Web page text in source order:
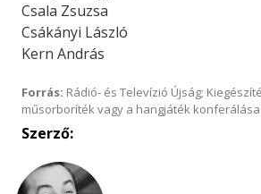
Csala Zsuzsa
Csákányi László
Kern András
Forrás: Rádió- és Televízió Újság;
műsorboríték vagy a hangjáték konferálása
Szerző: